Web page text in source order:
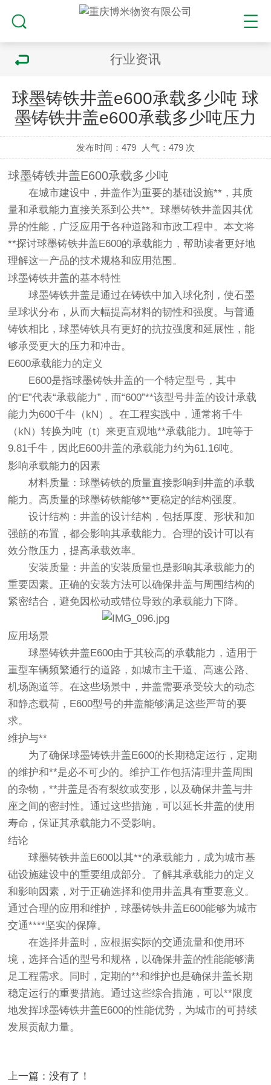
行业资讯
球墨铸铁井盖e600承载多少吨 球
墨铸铁井盖e600承载多少吨压力
发布时间：479 人气： 479 次
球墨铸铁井盖E600承载多少吨
在城市建设中，井盖作为重要的基础设施**，其质
量和承载能力直接关系到公共**。球墨铸铁井盖因其优
异的性能，广泛应用于各种道路和市政工程中。本文将
**探讨球墨铸铁井盖E600的承载能力，帮助读者更好地
理解这一产品的技术规格和应用范围。
球墨铸铁井盖的基本特性
球墨铸铁井盖是通过在铸铁中加入球化剂，使石墨
呈球状分布，从而大幅提高材料的韧性和强度。与普通
铸铁相比，球墨铸铁具有更好的抗拉强度和延展性，能
够承受更大的压力和冲击。
E600承载能力的定义
E600是指球墨铸铁井盖的一个特定型号，其中
的“E”代表“承载能力”，而“600”**该型号井盖的设计承载
能力为600千牛（kN）。在工程实践中，通常将千牛
（kN）转换为吨（t）来更直观地**承载能力。1吨等于
9.81千牛，因此E600井盖的承载能力约为61.16吨。
影响承载能力的因素
材料质量 ：球墨铸铁的质量直接影响到井盖的承载
能力。高质量的球墨铸铁能够**更稳定的结构强度。
设计结构 ：井盖的设计结构，包括厚度、形状和加
强筋的布置，都会影响其承载能力。合理的设计可以有
效分散压力，提高承载效率。
安装质量 ：井盖的安装质量也是影响其承载能力的
重要因素。正确的安装方法可以确保井盖与周围结构的
紧密结合，避免因松动或错位导致的承载能力下降。
应用场景
球墨铸铁井盖E600由于其较高的承载能力，适用于
重型车辆频繁通行的道路，如城市主干道、高速公路、
机场跑道等。在这些场景中，井盖需要承受较大的动态
和静态载荷，E600型号的井盖能够满足这些严苛的要
求。
维护与**
为了确保球墨铸铁井盖E600的长期稳定运行，定期
的维护和**是必不可少的。维护工作包括清理井盖周围
的杂物，**井盖是否有裂纹或变形，以及确保井盖与井
座之间的密封性。通过这些措施，可以延长井盖的使用
寿命，保证其承载能力不受影响。
结论
球墨铸铁井盖E600以其**的承载能力，成为城市基
础设施建设中的重要组成部分。了解其承载能力的定义
和影响因素，对于正确选择和使用井盖具有重要意义。
通过合理的应用和维护，球墨铸铁井盖E600能够为城市
交通****坚实的保障。
在选择井盖时，应根据实际的交通流量和使用环
境，选择合适的型号和规格，以确保井盖的性能能够满
足工程需求。同时，定期的**和维护也是确保井盖长期
稳定运行的重要措施。通过这些综合措施，可以**限度
地发挥球墨铸铁井盖E600的性能优势，为城市的可持续
发展贡献力量。
上一篇：没有了！